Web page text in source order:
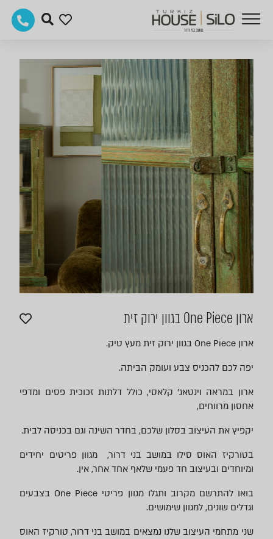
ארון One Piece בגוון ירוק זית
ארון One Piece בגוון ירוק זית מעץ טיק.
יפה לכם להכניס צבע ועומק הביתה.
ארון במראה וינטאג' קלאסי, כולל דלתות זכוכית פסים ומדפי
אחסון מרווחים,
יקפיץ את העיצוב בסלון שלכם, בחדר השינה וגם בכניסה לבית.
בטורקיז האוס סילו במושב בני דרור, מגוון פריטים יחידים
ומיוחדים ובעיצוב חד פעמי שלאף אחד אחר, אין.
בואו להתרשם מקרוב ותגלו מגוון פריטי One Piece בצבעים
וגדלים שונים, למגוון שימושים.
שני מתחמי העיצוב שלנו נמצאים במושב בני דרור, טורקיז האוס